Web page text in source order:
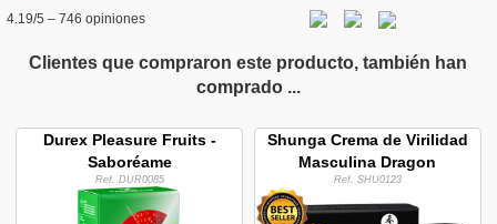
4.19/5 – 746 opiniones
Clientes que compraron este producto, también han
comprado ...
Durex Pleasure Fruits -
Saboréame
Ref. DUR0085
Shunga Crema de Virilidad
Masculina Dragon
Ref. SHU0123